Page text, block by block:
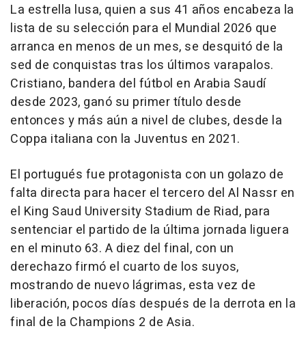
La estrella lusa, quien a sus 41 años encabeza la
lista de su selección para el Mundial 2026 que
arranca en menos de un mes, se desquitó de la
sed de conquistas tras los últimos varapalos.
Cristiano, bandera del fútbol en Arabia Saudí
desde 2023, ganó su primer título desde
entonces y más aún a nivel de clubes, desde la
Coppa italiana con la Juventus en 2021.
El portugués fue protagonista con un golazo de
falta directa para hacer el tercero del Al Nassr en
el King Saud University Stadium de Riad, para
sentenciar el partido de la última jornada liguera
en el minuto 63. A diez del final, con un
derechazo firmó el cuarto de los suyos,
mostrando de nuevo lágrimas, esta vez de
liberación, pocos días después de la derrota en la
final de la Champions 2 de Asia.